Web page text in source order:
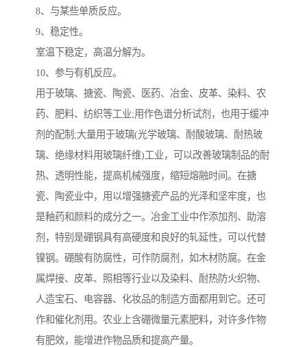
8、与某些单质反应。
9、稳定性。
室温下稳定，高温分解为。
10、参与有机反应。
用于玻璃、搪瓷、陶瓷、医药、冶金、皮革、染料、农
药、肥料、纺织等工业;用作色谱分析试剂，也用于缓冲
剂的配制;大量用于玻璃(光学玻璃、耐酸玻璃、耐热玻
璃、绝缘材料用玻璃纤维)工业，可以改善玻璃制品的耐
热、透明性能，提高机械强度，缩短熔融时间。在搪
瓷、陶瓷业中，用以增强搪瓷产品的光泽和坚牢度，也
是釉药和颜料的成分之一。冶金工业中作添加剂、助溶
剂，特别是硼钢具有高硬度和良好的轧延性，可以代替
镍钢。硼酸有防腐性，可作防腐剂，如木材防腐。在金
属焊接、皮革、照相等行业以及染料、耐热防火织物、
人造宝石、电容器、化妆品的制造方面都用到它。还可
作和催化剂用。农业上含硼微量元素肥料，对许多作物
有肥效，能增进作物品质和提高产量。